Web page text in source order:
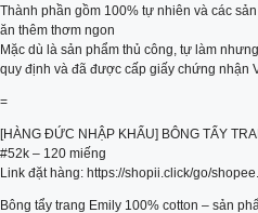
Thành phần gồm 100% tự nhiên và các
ăn thêm thơm ngon
Mặc dù là sản phẩm thủ công, tự làm
quy định và đã được cấp giấy chứng nhận
=
[HÀNG ĐỨC NHẬP KHẨU] BÔNG TẨY
#52k – 120 miếng
Link đặt hàng: https://shopii.click/go/
Bông tẩy trang Emily 100% cotton – sản